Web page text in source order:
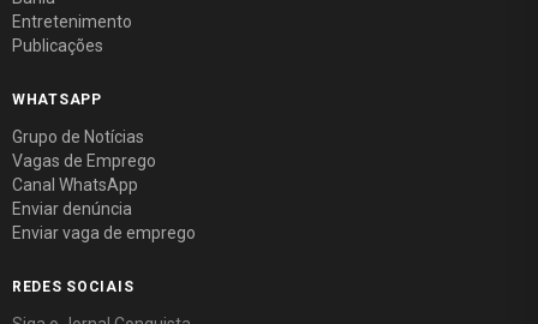
Entretenimento
Publicações
WHATSAPP
Grupo de Notícias
Vagas de Emprego
Canal WhatsApp
Enviar denúncia
Enviar vaga de emprego
REDES SOCIAIS